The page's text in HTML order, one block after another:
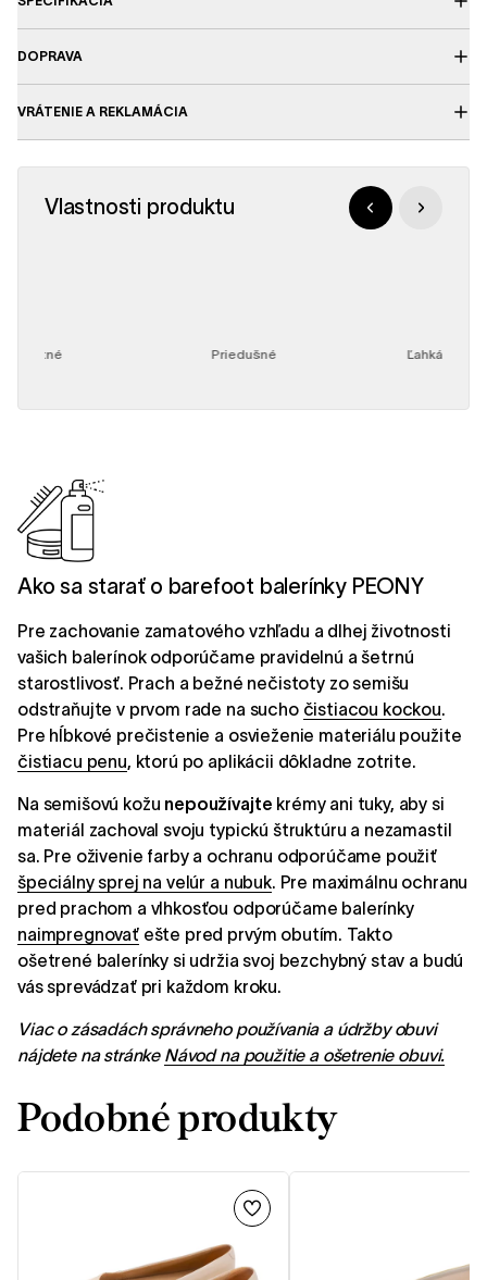
DOPRAVA
VRÁTENIE A REKLAMÁCIA
Vlastnosti produktu
Letné Priedušné Ľahká obuv
Ako sa starať o barefoot balerínky PEONY
Pre zachovanie zamatového vzhľadu a dlhej životnosti
vašich balerínok odporúčame pravidelnú a šetrnú
starostlivosť. Prach a bežné nečistoty zo semišu
odstraňujte v prvom rade na sucho čistiacou kockou.
Pre hĺbkové prečistenie a osvieženie materiálu použite
čistiacu penu, ktorú po aplikácii dôkladne zotrite.
Na semišovú kožu nepoužívajte krémy ani tuky, aby si
materiál zachoval svoju typickú štruktúru a nezamastil
sa. Pre oživenie farby a ochranu odporúčame použiť
špeciálny sprej na velúr a nubuk. Pre maximálnu ochranu
pred prachom a vlhkosťou odporúčame balerínky
naimpregnovaťešte pred prvým obutím. Takto
ošetrené balerínky si udržia svoj bezchybný stav a budú
vás sprevádzať pri každom kroku.
Viac o zásadách správneho používania a údržby obuvi
nájdete na stránke Návod na použitie a ošetrenie obuvi.
Podobné produkty